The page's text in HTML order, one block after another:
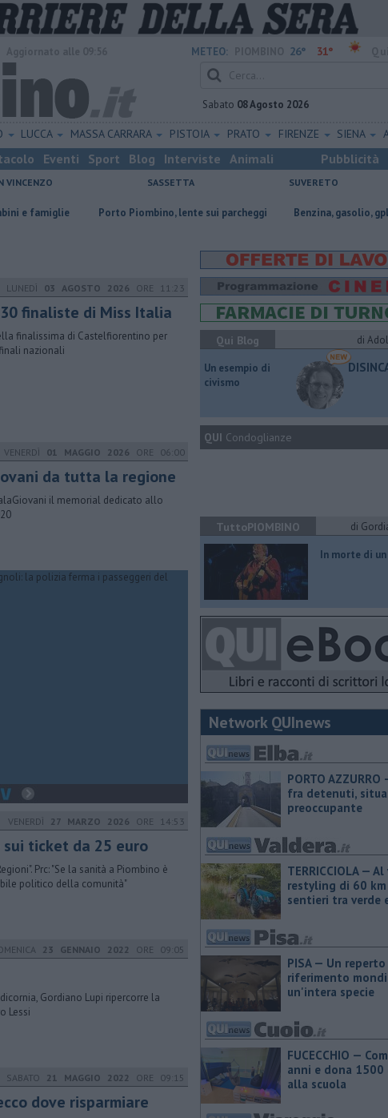
METEO: 26° 31°
Sabato 08 Agosto 2026
LUCCA MASSA CARRARA PISTOIA PRATO FIRENZE SIENA
Eventi Sport Blog Interviste Animali Pubblicità
VINCENZO SASSETTA SUVERETO
Porto Piombino, lente sui parcheggi ​Benzina, gasolio, gpl, ecco dove
LUNEDÌ 03 AGOSTO 2026 ORE 11:23
finaliste di Miss Italia
finalissima di Castelfiorentino per
nazionali
VENERDÌ 01 MAGGIO 2026 ORE 06:00
da tutta la regione
il memorial dedicato allo
VENERDÌ 27 MARZO 2026 ORE 14:53
ticket da 25 euro
Prc: "Se la sanità a Piombino è
politico della comunità"
23 GENNAIO 2022 ORE 09:05
Gordiano Lupi ripercorre la
Lessi
SABATO 21 MAGGIO 2022 ORE 09:15
dove risparmiare
Qui Blog di
​Un esempio di
civismo
QUI Condoglianze
TuttoPIOMBINO di
In morte di
Network QUInews
PORTO AZZURRO
fra detenuti,
preoccupante
TERRICCIOLA —
restyling di 60
sentieri tra verde
PISA — Un
riferimento
un'intera specie
FUCECCHIO —
anni e dona 1500
alla scuola